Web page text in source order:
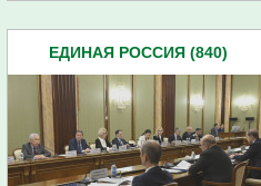
ЕДИНАЯ РОССИЯ (840)